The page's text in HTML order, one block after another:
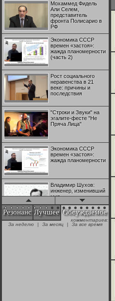
Мохаммед Фидель
Али Селем,
представитель
фронта Полисарио в
РФ
Экономика СССР
времен «застоя»:
жажда планомерности
(часть 2)
Рост социального
неравенства в 21
веке: причины и
последствия
"Строки и Звуки" на
эгалите-фесте "Не
Пряча Лица"
Экономика СССР
времен «застоя»:
жажда планомерности
Владимир Шухов:
инженер, изменивший
мир
"Аркадий Коц" на
эгалите-фесте "Не
Резонанс Лучшее Обсуждаемое
комментариев:
За неделю
| За месяц | За все время